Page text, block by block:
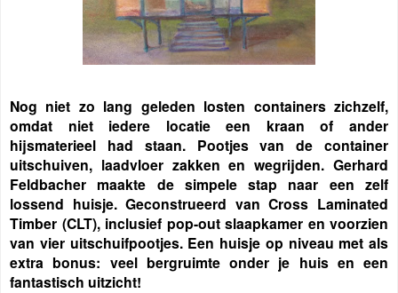
Nog niet zo lang geleden losten containers zichzelf,
omdat niet iedere locatie een kraan of ander
hijsmaterieel had staan. Pootjes van de container
uitschuiven, laadvloer zakken en wegrijden. Gerhard
Feldbacher maakte de simpele stap naar een zelf
lossend huisje. Geconstrueerd van Cross Laminated
Timber (CLT), inclusief pop-out slaapkamer en voorzien
van vier uitschuifpootjes. Een huisje op niveau met als
extra bonus: veel bergruimte onder je huis en een
fantastisch uitzicht!